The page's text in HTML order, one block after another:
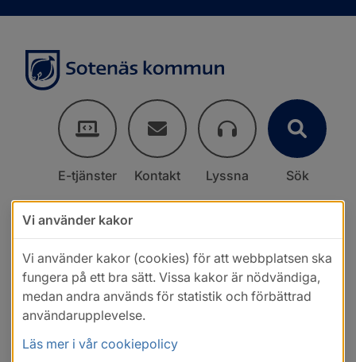
E-tjänster Kontakt Lyssna Sök
Vi använder kakor
Vi använder kakor (cookies) för att webbplatsen ska
fungera på ett bra sätt. Vissa kakor är nödvändiga,
medan andra används för statistik och förbättrad
användarupplevelse.
Läs mer i vår cookiepolicy